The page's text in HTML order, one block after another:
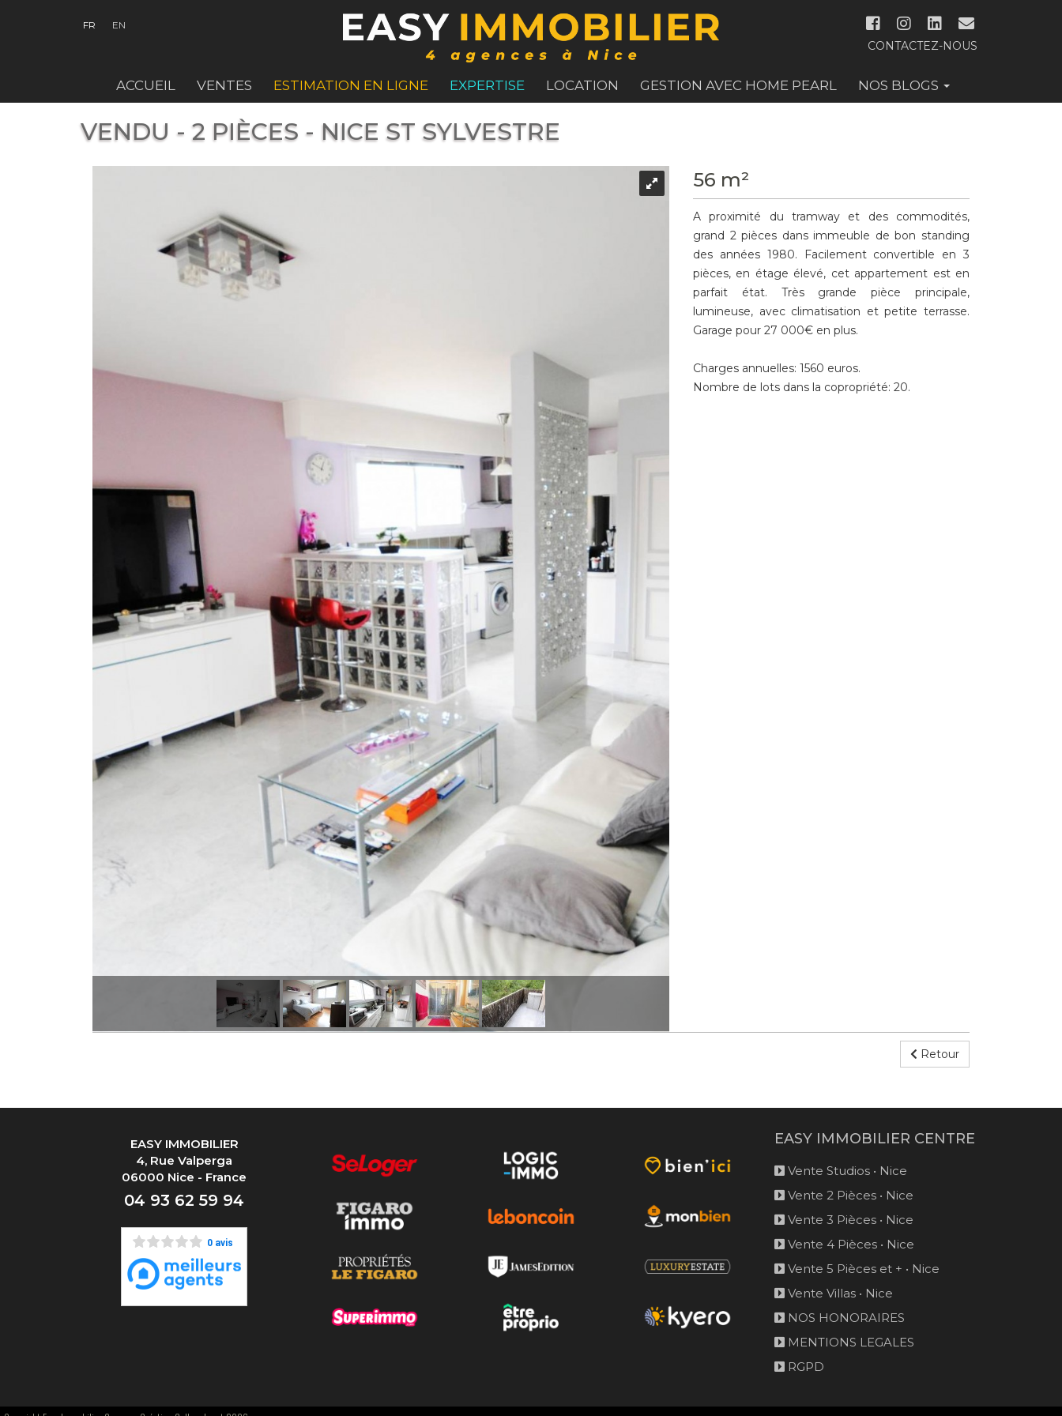
FR EN
CONTACTEZ-NOUS
ACCUEIL VENTES ESTIMATION EN LIGNE EXPERTISE LOCATION GESTION AVEC HOME PEARL NOS BLOGS
VENDU - 2 PIÈCES - NICE ST SYLVESTRE
56 m²
A proximité du tramway et des commodités,
grand 2 pièces dans immeuble de bon standing
des années 1980. Facilement convertible en 3
pièces, en étage élevé, cet appartement est en
parfait état. Très grande pièce principale,
lumineuse, avec climatisation et petite terrasse.
Garage pour 27 000€ en plus.
Charges annuelles: 1560 euros.
Nombre de lots dans la copropriété: 20.
Retour
EASY IMMOBILIER
4, Rue Valperga
06000 Nice - France
04 93 62 59 94
0 avis
EASY IMMOBILIER CENTRE
Vente Studios • Nice
Vente 2 Pièces • Nice
Vente 3 Pièces • Nice
Vente 4 Pièces • Nice
Vente 5 Pièces et + • Nice
Vente Villas • Nice
NOS HONORAIRES
MENTIONS LEGALES
RGPD